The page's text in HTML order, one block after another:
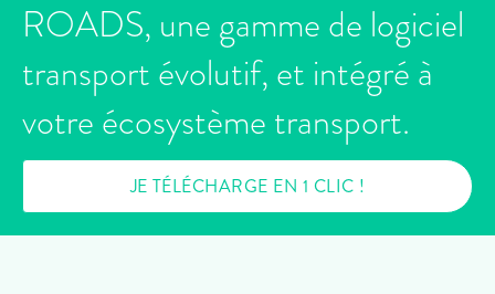
ROADS, une gamme de logiciel
transport évolutif, et intégré à
votre écosystème transport.
JE TÉLÉCHARGE EN 1 CLIC !